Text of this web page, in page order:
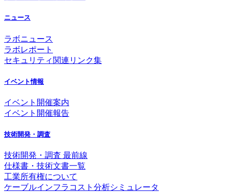
ニュース
ラボニュース
ラボレポート
セキュリティ関連リンク集
イベント情報
イベント開催案内
イベント開催報告
技術開発・調査
技術開発・調査 最前線
仕様書・技術文書一覧
工業所有権について
ケーブルインフラコスト分析シミュレータ